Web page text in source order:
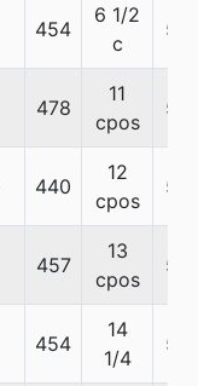
454
6 1/2
c
58
478
11
cpos
56
440
12
cpos
55
457
13
cpos
54
454
14
1/4
58